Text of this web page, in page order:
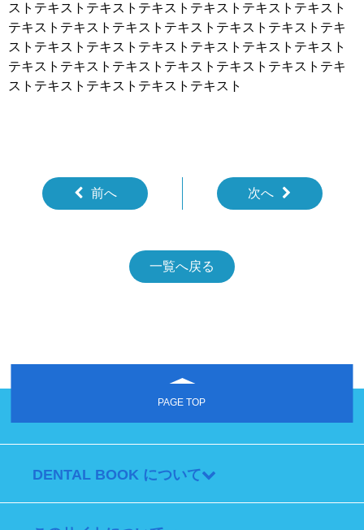
ストテキストテキストテキストテキストテキストテキスト
テキストテキストテキストテキストテキストテキストテキ
ストテキストテキストテキストテキストテキストテキスト
テキストテキストテキストテキストテキストテキストテキ
ストテキストテキストテキストテキスト
前へ
一覧へ戻る
次へ
PAGE TOP
DENTAL BOOK について